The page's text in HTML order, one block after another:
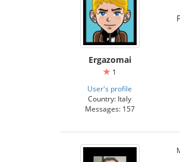
Ergazomai
1
User's profile
Country: Italy
Messages: 157